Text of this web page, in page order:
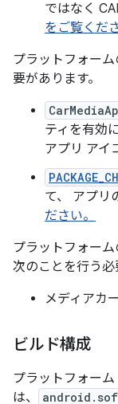
ではなく
をご覧くだ
プラットフォー
要があります。
ティを有効
アプリ アイ
て、 アプリ
ださい。
プラットフォー
次のことを行う必
メディアカ
ビルド構成
プラットフォーム
は、